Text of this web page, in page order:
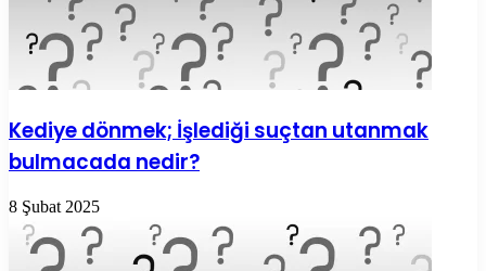
Kediye dönmek; İşlediği suçtan utanmak
bulmacada nedir?
8 Şubat 2025